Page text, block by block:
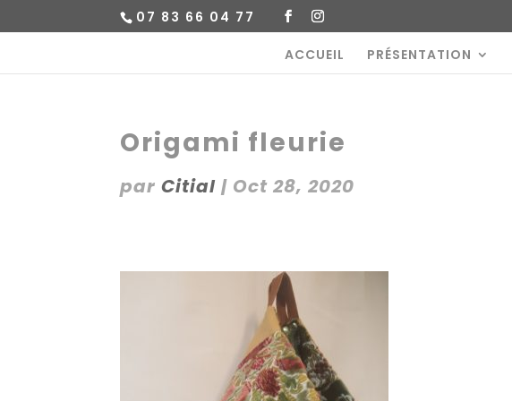
07 83 66 04 77
ACCUEIL PRÉSENTATION
Origami fleurie
parCitial | Oct 28, 2020